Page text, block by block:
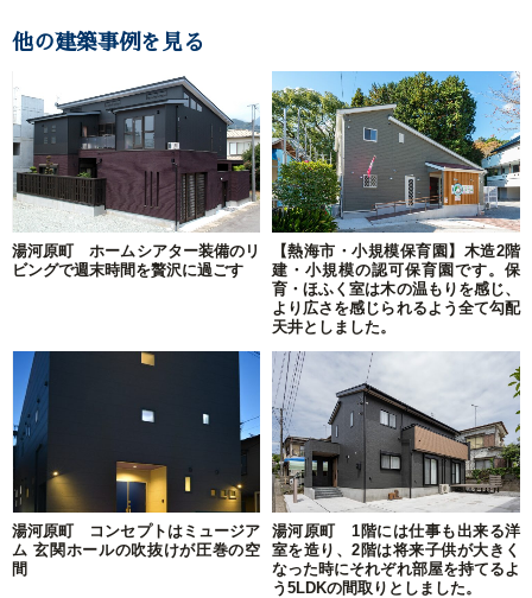
他の建築事例を見る
湯河原町 ホームシアター装備のリ
ビングで週末時間を贅沢に過ごす
【熱海市・小規模保育園】木造2階
建・小規模の認可保育園です。保
育・ほふく室は木の温もりを感じ、
より広さを感じられるよう全て勾配
天井としました。
湯河原町 コンセプトはミュージア
ム 玄関ホールの吹抜けが圧巻の空
間
湯河原町 1階には仕事も出来る洋
室を造り、2階は将来子供が大きく
なった時にそれぞれ部屋を持てるよ
う5LDKの間取りとしました。